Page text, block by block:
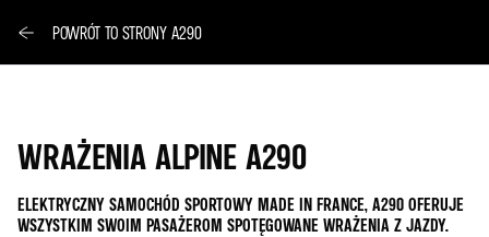
POWRÓT TO STRONY A290
WRAŻENIA ALPINE A290
ELEKTRYCZNY SAMOCHÓD SPORTOWY MADE IN FRANCE, A290 OFERUJE
WSZYSTKIM SWOIM PASAŻEROM SPOTĘGOWANE WRAŻENIA Z JAZDY.